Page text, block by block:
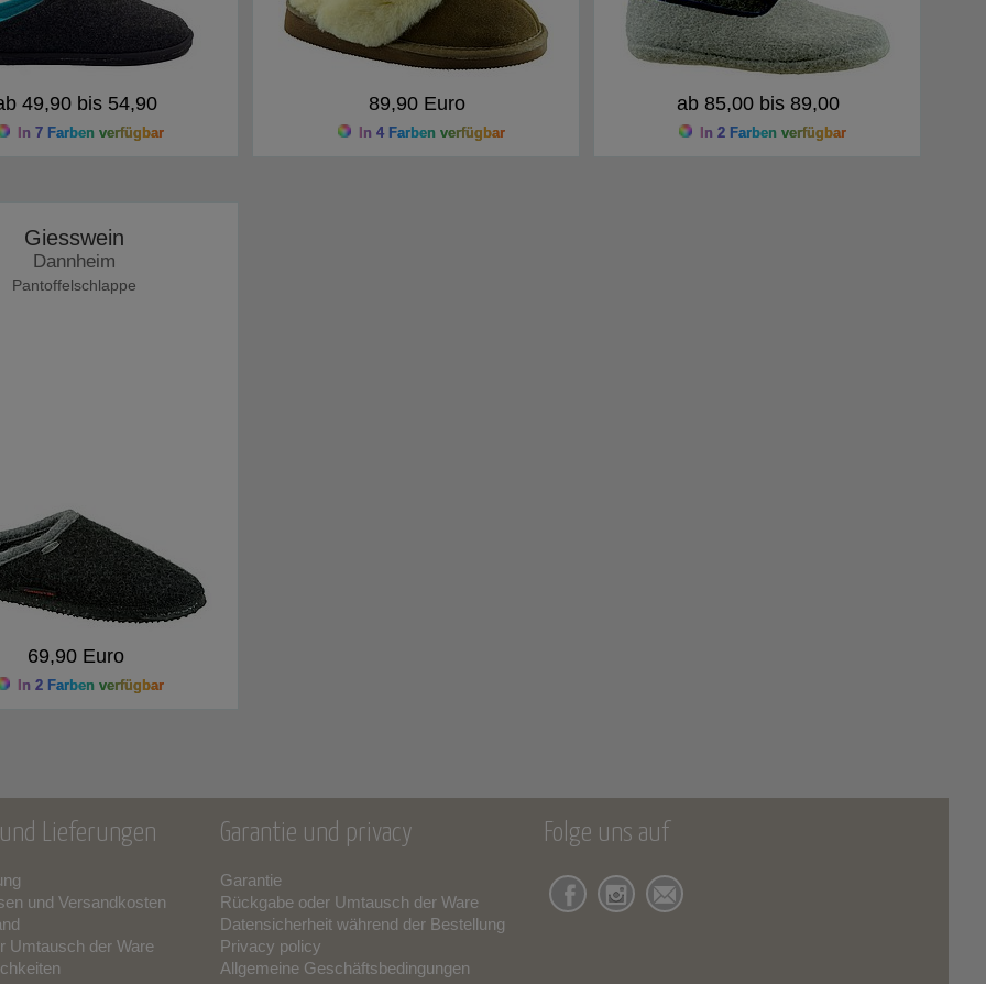
49,90 bis 54,90
In 7 Farben verfügbar
89,90 Euro
In 4 Farben verfügbar
ab 85,00 bis 89,00
In 2 Farben verfügbar
Giesswein
Dannheim
Pantoffelschlappe
69,90 Euro
In 2 Farben verfügbar
Lieferungen
und Versandkosten
Umtausch der Ware
Garantie und privacy
Garantie
Rückgabe oder Umtausch der Ware
Datensicherheit während der Bestellung
Privacy policy
Allgemeine Geschäftsbedingungen
Folge uns auf